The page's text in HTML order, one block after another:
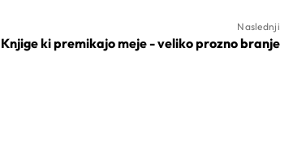
Naslednji
Knjige ki premikajo meje - veliko prozno branje